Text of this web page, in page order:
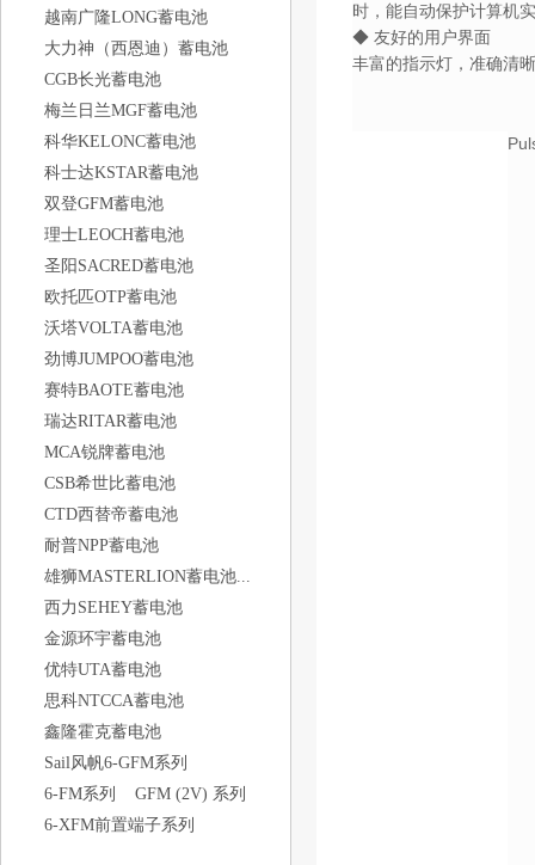
越南广隆LONG蓄电池
大力神（西恩迪）蓄电池
CGB长光蓄电池
梅兰日兰MGF蓄电池
科华KELONC蓄电池
科士达KSTAR蓄电池
双登GFM蓄电池
理士LEOCH蓄电池
圣阳SACRED蓄电池
欧托匹OTP蓄电池
沃塔VOLTA蓄电池
劲博JUMPOO蓄电池
赛特BAOTE蓄电池
瑞达RITAR蓄电池
MCA锐牌蓄电池
CSB希世比蓄电池
CTD西替帝蓄电池
耐普NPP蓄电池
雄狮MASTERLION蓄电池...
西力SEHEY蓄电池
金源环宇蓄电池
优特UTA蓄电池
思科NTCCA蓄电池
鑫隆霍克蓄电池
Sail风帆6-GFM系列
6-FM系列
GFM (2V) 系列
6-XFM前置端子系列
时，能自动保护计算机
◆ 友好的用户界面
丰富的指示灯，准确清